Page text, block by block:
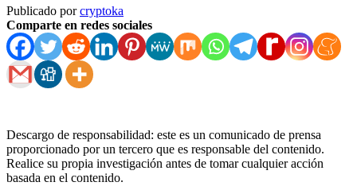
Publicado porcryptoka
Comparte en redes sociales
Descargo de responsabilidad: este es un comunicado de prensa
proporcionado por un tercero que es responsable del contenido.
Realice su propia investigación antes de tomar cualquier acción
basada en el contenido.